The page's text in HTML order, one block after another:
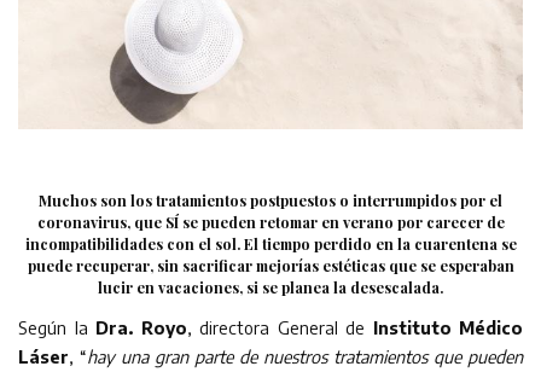
Muchos son los tratamientos postpuestos o interrumpidos por el
coronavirus, que SÍ se pueden retomar en verano por carecer de
incompatibilidades con el sol. El tiempo perdido en la cuarentena se
puede recuperar, sin sacrificar mejorías estéticas que se esperaban
lucir en vacaciones, si se planea la desescalada.
Según la Dra. Royo, directora General de Instituto Médico
Láser, “hay una gran parte de nuestros tratamientos que pueden